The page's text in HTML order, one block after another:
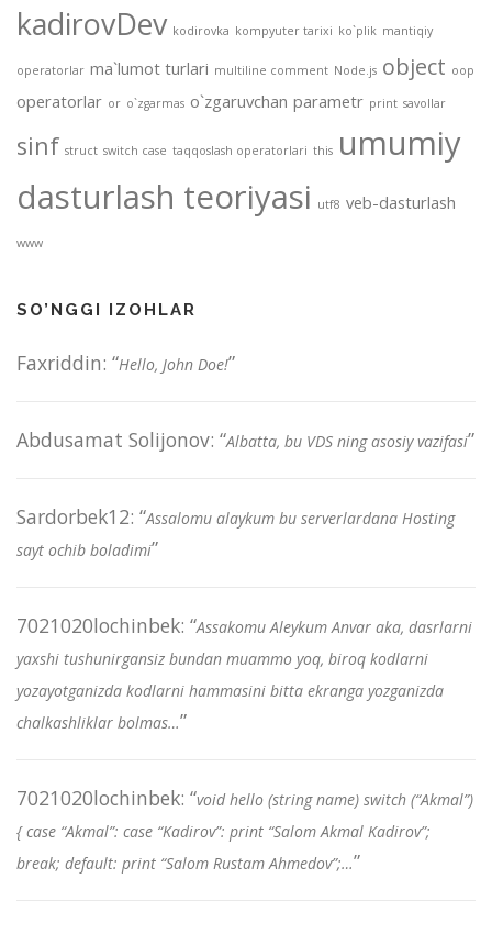
kadirovDev kodirovka kompyuter tarixi ko`plik mantiqiy
operatorlar ma`lumot turlari multiline comment Node.js object oop
operatorlar or o`zgarmas o`zgaruvchan parametr print savollar
sinf struct switch case taqqoslash operatorlari this umumiy
dasturlash teoriyasi utf8 veb-dasturlash
www
SO’NGGI IZOHLAR
Faxriddin: “Hello, John Doe!”
Abdusamat Solijonov: “Albatta, bu VDS ning asosiy vazifasi”
Sardorbek12: “Assalomu alaykum bu serverlardana Hosting
sayt ochib boladimi”
7021020lochinbek: “Assakomu Aleykum Anvar aka, dasrlarni
yaxshi tushunirgansiz bundan muammo yoq, biroq kodlarni
yozayotganizda kodlarni hammasini bitta ekranga yozganizda
chalkashliklar bolmas…”
7021020lochinbek: “void hello (string name) switch (“Akmal”)
{ case “Akmal”: case “Kadirov”: print “Salom Akmal Kadirov”;
break; default: print “Salom Rustam Ahmedov”;…”